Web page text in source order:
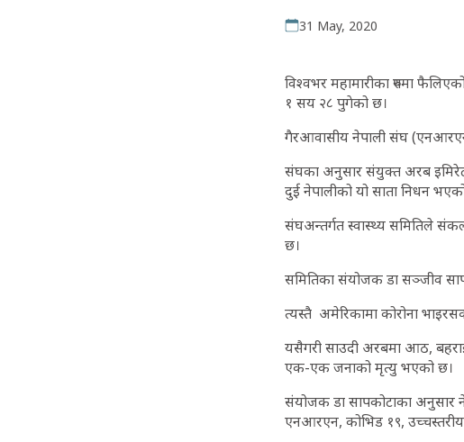
31 May, 2020
विश्वभर महामारीका रुपमा
१ सय २८ पुगेको छ।
गैरआवासीय नेपाली संघ
संघका अनुसार संयुक्त अरब
दुई नेपालीको यो साता निधन
संघअन्तर्गत स्वास्थ्य समितिले
छ।
समितिका संयोजक डा सञ्जीव
त्यस्तै अमेरिकामा कोरोना
यसैगरी साउदी अरबमा आठ,
एक-एक जनाको मृत्यु भएको छ।
संयोजक डा सापकोटाका अनुसार
एनआरएन, कोभिड १९, उच्चस्तरीय